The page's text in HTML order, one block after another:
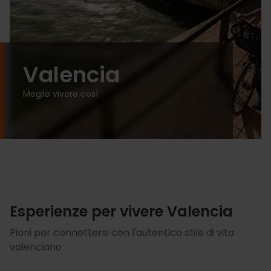
Valencia
Meglio vivere così
Esperienze per vivere Valencia
Piani per connettersi con l'autentico stile di vita
valenciano